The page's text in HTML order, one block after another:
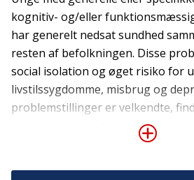
kognitiv- og/eller
har generelt nedsat sundhed
resten af befolkningen. Disse
social isolation og øget risiko for
livstilssygdomme, misbrug og
problemstillinger er velkendte,
løsninger, der håndterer
imødekomme gruppen af unge
Tilmeld nyhedsbrev
De seneste nyheder om TrygFondens
aktiviteter direkte i din indbakke.